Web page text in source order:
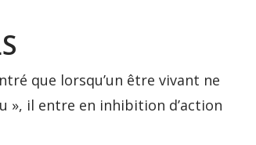
que lorsqu’un être vivant ne
il entre en inhibition d’action